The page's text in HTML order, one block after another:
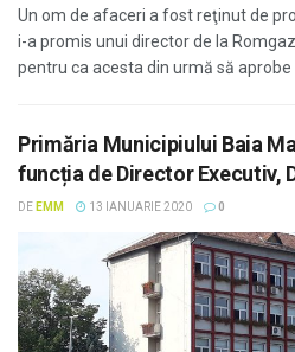
Un om de afaceri a fost reţinut de
i-a promis unui director de la
pentru ca acesta din urmă să aprobe
Primăria Municipiului Baia
funcția de Director Executiv,
DE EMM 13 IANUARIE 2020 0